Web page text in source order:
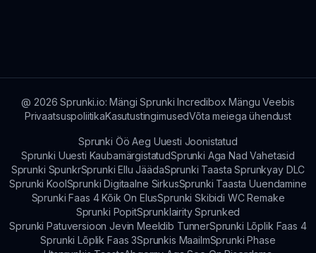
@ 2026 Sprunki.io: Mängi Sprunki Incredibox Mängu Veebis
PrivaatsuspoliitikaKasutustingimusedVõta meiega ühendust
Sprunki Öö Aeg Uuesti Joonistatud
Sprunki Uuesti KaubamärgistatudSprunki Aga Nad Vahetasid
Sprunki SpunkrSprunki Ellu JäädaSprunki Taasta Sprunkyay DLC
Sprunki KoolSprunki Digitaalne SirkusSprunki Taasta Uuendamine
Sprunki Faas 4 Kõik On ElusSprunki Skibidi WC Remake
Sprunki PopitSprunklairity Sprunked
Sprunki Patuversioon Jevin Meeldib TunnerSprunki Lõplik Faas 4
Sprunki Lõplik Faas 3Sprunkis MaailmSprunki Phase